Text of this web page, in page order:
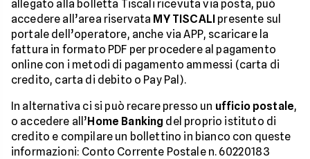
allegato alla bolletta Tiscali ricevuta via posta, può
accedere all’area riservata MY TISCALI presente sul
portale dell’operatore, anche via APP, scaricare la
fattura in formato PDF per procedere al pagamento
online con i metodi di pagamento ammessi (carta di
credito, carta di debito o Pay Pal).
In alternativa ci si può recare presso un ufficio postale,
o accedere all’Home Banking del proprio istituto di
credito e compilare un bollettino in bianco con queste
informazioni: Conto Corrente Postale n. 60220183